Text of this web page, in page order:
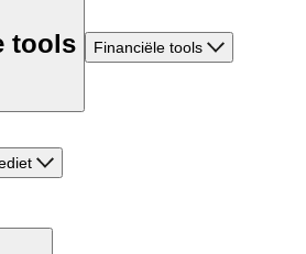
tools Financiële tools